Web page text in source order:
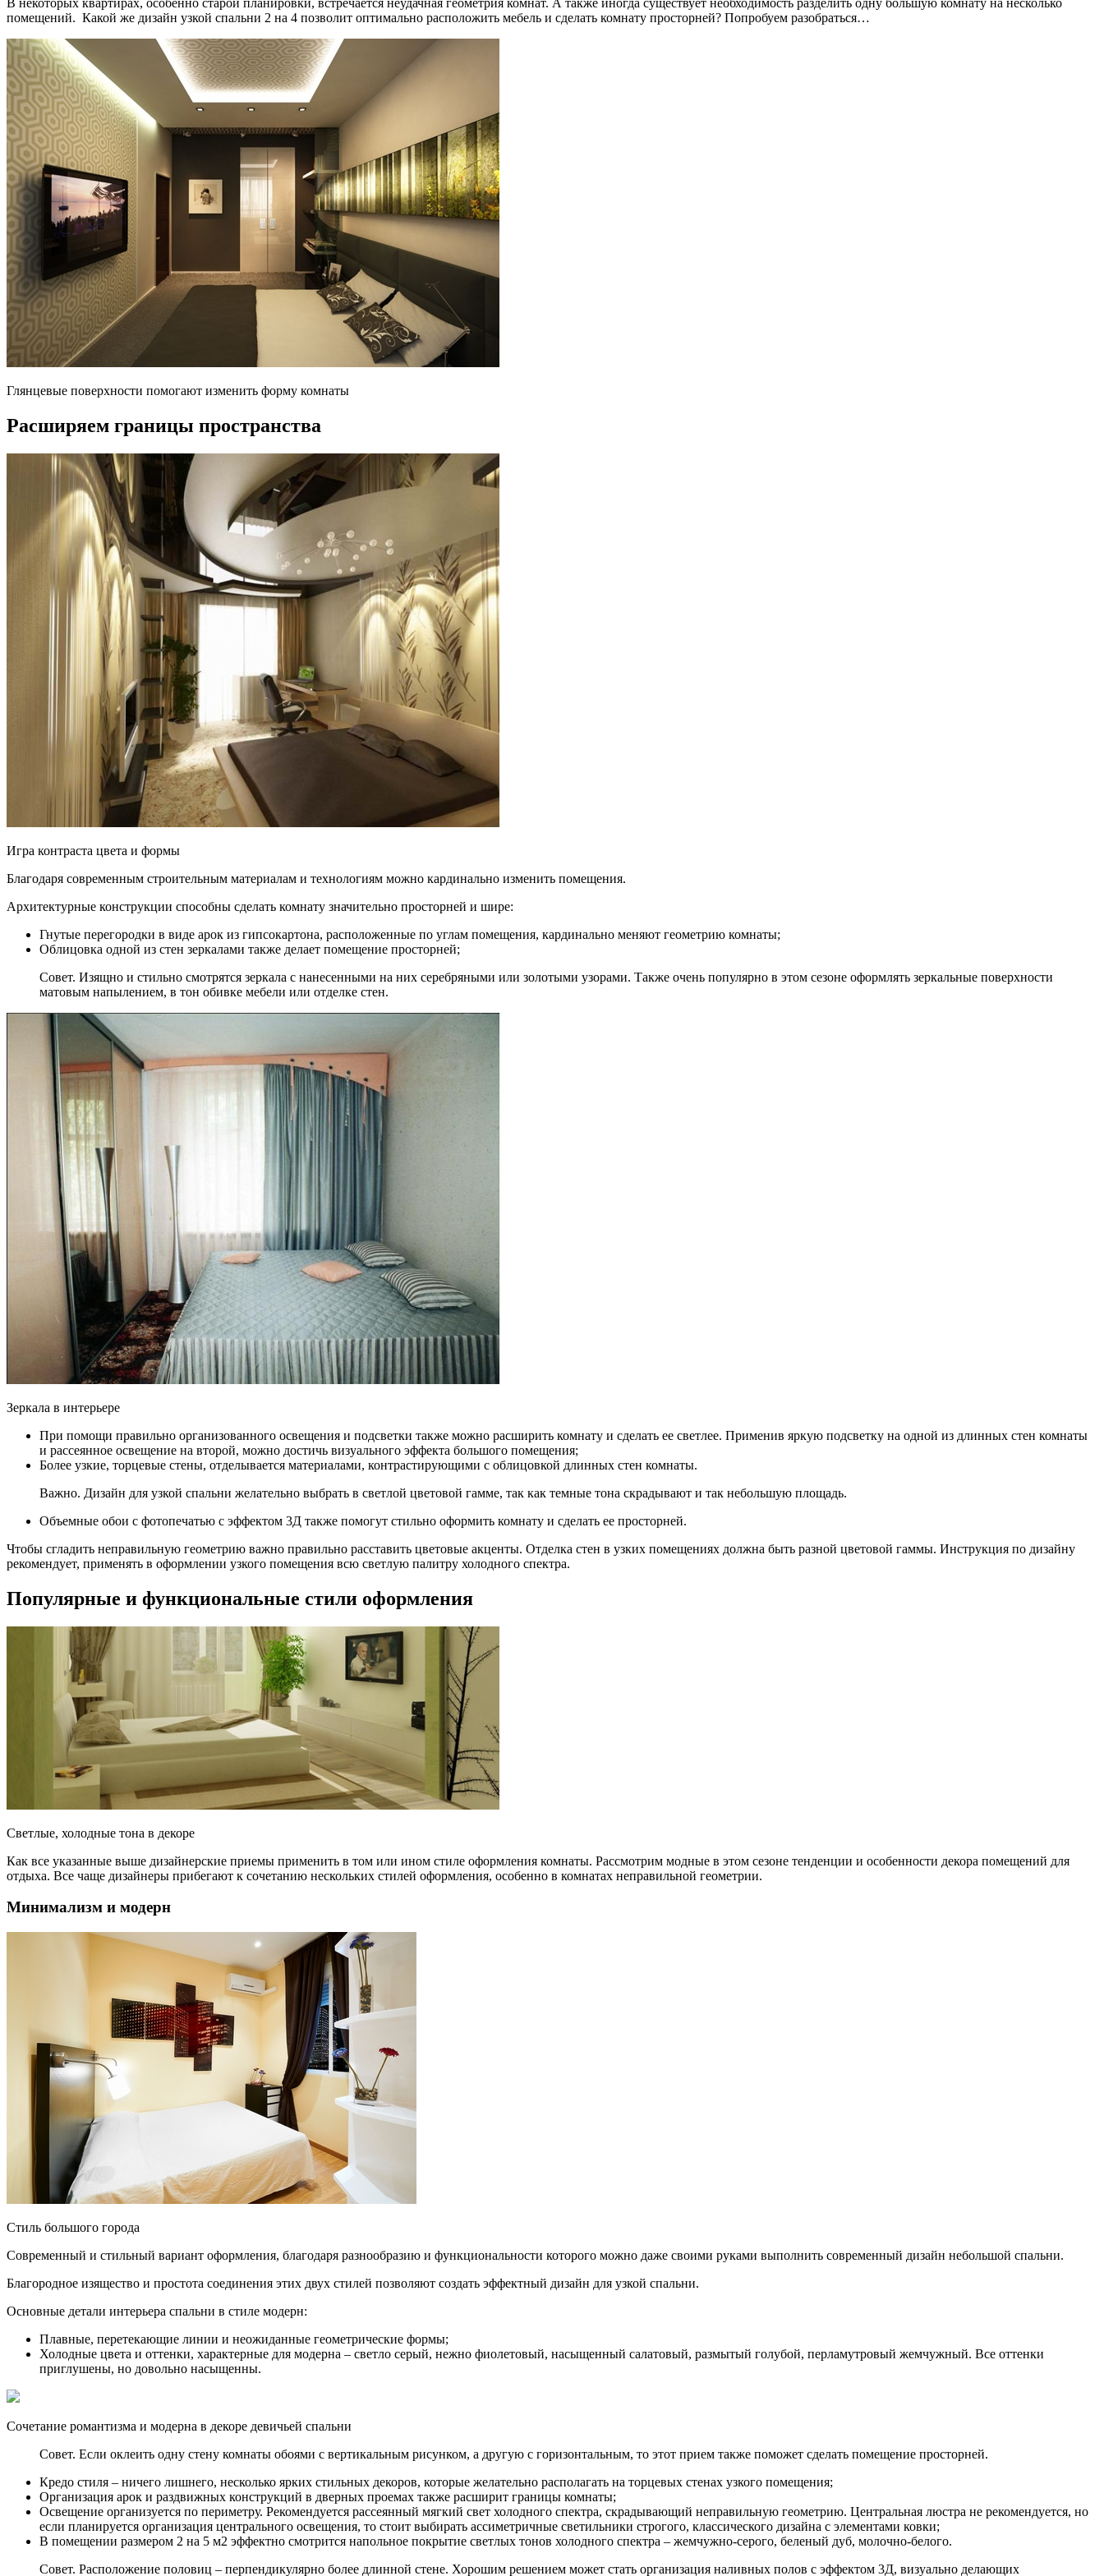
помещений. Какой же дизайн узкой спальни 2 на 4 позволит оптимально расположить мебель и сделать комнату просторней? Попробуем разобраться…
Глянцевые поверхности помогают изменить форму комнаты
Расширяем границы пространства
Игра контраста цвета и формы
Благодаря современным строительным материалам и технологиям можно кардинально изменить помещения.
Архитектурные конструкции способны сделать комнату значительно просторней и шире:
Гнутые перегородки в виде арок из гипсокартона, расположенные по углам помещения, кардинально меняют геометрию комнаты;
Облицовка одной из стен зеркалами также делает помещение просторней;
Совет. Изящно и стильно смотрятся зеркала с нанесенными на них серебряными или золотыми узорами. Также очень популярно в этом сезоне оформлять зеркальные поверхности
матовым напылением, в тон обивке мебели или отделке стен.
Зеркала в интерьере
При помощи правильно организованного освещения и подсветки также можно расширить комнату и сделать ее светлее. Применив яркую подсветку на одной из длинных стен комнаты
и рассеянное освещение на второй, можно достичь визуального эффекта большого помещения;
Более узкие, торцевые стены, отделывается материалами, контрастирующими с облицовкой длинных стен комнаты.
Важно. Дизайн для узкой спальни желательно выбрать в светлой цветовой гамме, так как темные тона скрадывают и так небольшую площадь.
Объемные обои с фотопечатью с эффектом 3Д также помогут стильно оформить комнату и сделать ее просторней.
Чтобы сгладить неправильную геометрию важно правильно расставить цветовые акценты. Отделка стен в узких помещениях должна быть разной цветовой гаммы. Инструкция по дизайну
рекомендует, применять в оформлении узкого помещения всю светлую палитру холодного спектра.
Популярные и функциональные стили оформления
Светлые, холодные тона в декоре
Как все указанные выше дизайнерские приемы применить в том или ином стиле оформления комнаты. Рассмотрим модные в этом сезоне тенденции и особенности декора помещений для
отдыха. Все чаще дизайнеры прибегают к сочетанию нескольких стилей оформления, особенно в комнатах неправильной геометрии.
Минимализм и модерн
Стиль большого города
Современный и стильный вариант оформления, благодаря разнообразию и функциональности которого можно даже своими руками выполнить современный дизайн небольшой спальни.
Благородное изящество и простота соединения этих двух стилей позволяют создать эффектный дизайн для узкой спальни.
Основные детали интерьера спальни в стиле модерн:
Плавные, перетекающие линии и неожиданные геометрические формы;
Холодные цвета и оттенки, характерные для модерна – светло серый, нежно фиолетовый, насыщенный салатовый, размытый голубой, перламутровый жемчужный. Все оттенки
приглушены, но довольно насыщенны.
Сочетание романтизма и модерна в декоре девичьей спальни
Совет. Если оклеить одну стену комнаты обоями с вертикальным рисунком, а другую с горизонтальным, то этот прием также поможет сделать помещение просторней.
Кредо стиля – ничего лишнего, несколько ярких стильных декоров, которые желательно располагать на торцевых стенах узкого помещения;
Организация арок и раздвижных конструкций в дверных проемах также расширит границы комнаты;
Освещение организуется по периметру. Рекомендуется рассеянный мягкий свет холодного спектра, скрадывающий неправильную геометрию. Центральная люстра не рекомендуется, но
если планируется организация центрального освещения, то стоит выбирать ассиметричные светильники строгого, классического дизайна с элементами ковки;
В помещении размером 2 на 5 м2 эффектно смотрится напольное покрытие светлых тонов холодного спектра – жемчужно-серого, беленый дуб, молочно-белого.
Совет. Расположение половиц – перпендикулярно более длинной стене. Хорошим решением может стать организация наливных полов с эффектом 3Д, визуально делающих